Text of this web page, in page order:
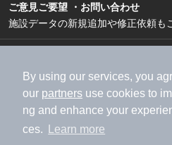
By using our services, you
our partners use cookies to
ng and enhance your
ces.
Learn more
ご意見ご要望 ・お問い合わせ
施設データの新規追加や修正依頼も
加盟店募集（資料請求）
利用規約
ライフスタイ
特定商取引法に基づく表記
運営会社